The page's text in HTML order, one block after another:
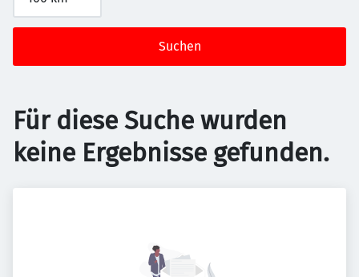
Suchen
Für diese Suche wurden
keine Ergebnisse gefunden.